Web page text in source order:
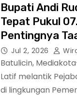
Bupati Andi
Tepat Pukul
Pentingnya
Hormati yang
pada
Jul 2, 2026
Batulicin,
Latif melantik
di lingkungan